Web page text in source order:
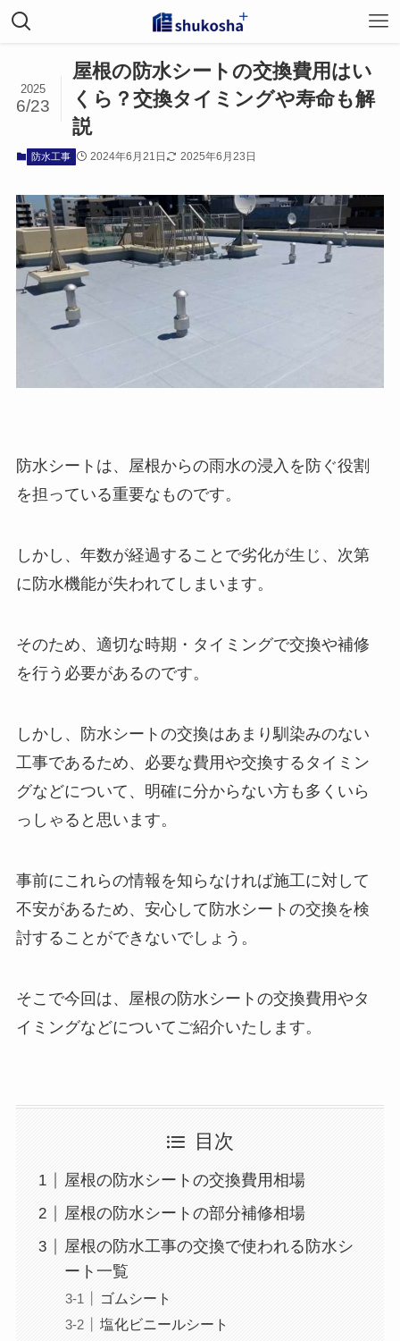
ホーム
屋根の防水シートの交換費用はい
くら？交換タイミングや寿命も解
説
2025
6/23
防水工事 2024年6月21日 2025年6月23日
防水シートは、屋根からの雨水の浸入を防ぐ役割
を担っている重要なものです。
しかし、年数が経過することで劣化が生じ、次第
に防水機能が失われてしまいます。
そのため、適切な時期・タイミングで交換や補修
を行う必要があるのです。
しかし、防水シートの交換はあまり馴染みのない
工事であるため、必要な費用や交換するタイミン
グなどについて、明確に分からない方も多くいら
っしゃると思います。
事前にこれらの情報を知らなければ施工に対して
不安があるため、安心して防水シートの交換を検
討することができないでしょう。
そこで今回は、屋根の防水シートの交換費用やタ
イミングなどについてご紹介いたします。
目次
屋根の防水シートの交換費用相場
屋根の防水シートの部分補修相場
屋根の防水工事の交換で使われる防水シ
ート一覧
ゴムシート
塩化ビニールシート